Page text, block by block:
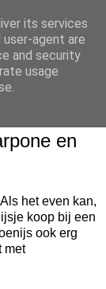
thuis
en
het even kan,
koop bij een
ook erg
met
its services
user-agent are
and security
usage